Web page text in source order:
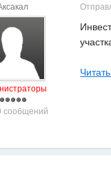
сообщений